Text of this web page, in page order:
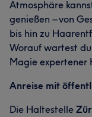
Atmosphäre
genießen – von
bis hin zu
Worauf wartest
Magie expertener
Anreise mit
Die Haltestelle